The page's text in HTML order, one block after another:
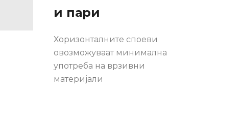
и пари
Хоризонталните споеви
овозможуваат минимална
употреба на врзивни
материјали